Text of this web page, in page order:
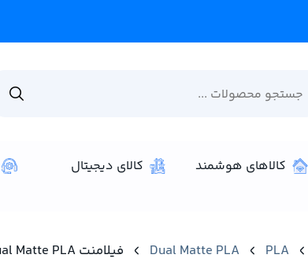
ارسال
کالاهای هوشمند کالای دیجیتال
PLA
Dual Matte PLA فیلامنت Panchroma Dual Matte PLA برند Polymaker رنگ نارنجی-مشکی